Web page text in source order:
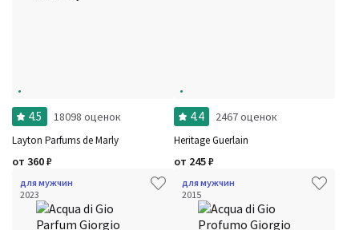
4.5 18098 оценок
Layton Parfums de Marly
от 360₽
4.4 2467 оценок
Heritage Guerlain
от 245₽
для мужчин
2023
для мужчин
2015